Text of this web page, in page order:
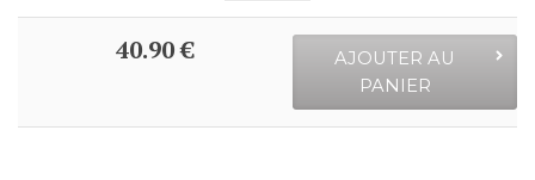
40.90 €
AJOUTER AU
PANIER